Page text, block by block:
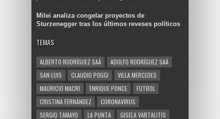
Milei analiza congelar proyectos de
Sturzenegger tras los últimos reveses políticos
TEMAS
ALBERTO RODRÍGUEZ SAÁ
ADOLFO RODRÍGUEZ SAÁ
SAN LUIS
CLAUDIO POGGI
VILLA MERCEDES
MAURICIO MACRI
ENRIQUE PONCE
FUTBOL
CRISTINA FERNÁNDEZ
CORONAVIRUS
SERGIO TAMAYO
LA PUNTA GISELA VARTALITIS